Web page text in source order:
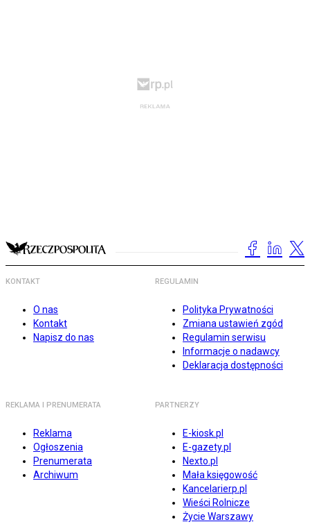
KONTAKT
O nas
Kontakt
Napisz do nas
REGULAMIN
Polityka Prywatności
Zmiana ustawień zgód
Regulamin serwisu
Informacje o nadawcy
Deklaracja dostępności
REKLAMA I PRENUMERATA
Reklama
Ogłoszenia
Prenumerata
Archiwum
PARTNERZY
E-kiosk.pl
E-gazety.pl
Nexto.pl
Mała księgowość
Kancelarierp.pl
Wieści Rolnicze
Życie Warszawy